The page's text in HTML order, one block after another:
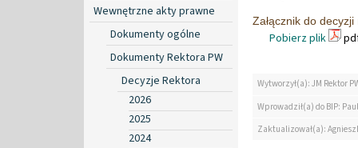
Wewnętrzne akty prawne
Dokumenty ogólne
Dokumenty Rektora PW
Decyzje Rektora
2026
2025
2024
Załącznik do
Pobierz plik
Wytworzył(a): JM Rektor
Wprowadził(a) do BIP:
Zaktualizował(a):